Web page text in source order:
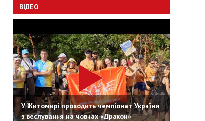
ВІДЕО
У Житомирі проходить чемпіонат України
з веслування на човнах «Дракон»